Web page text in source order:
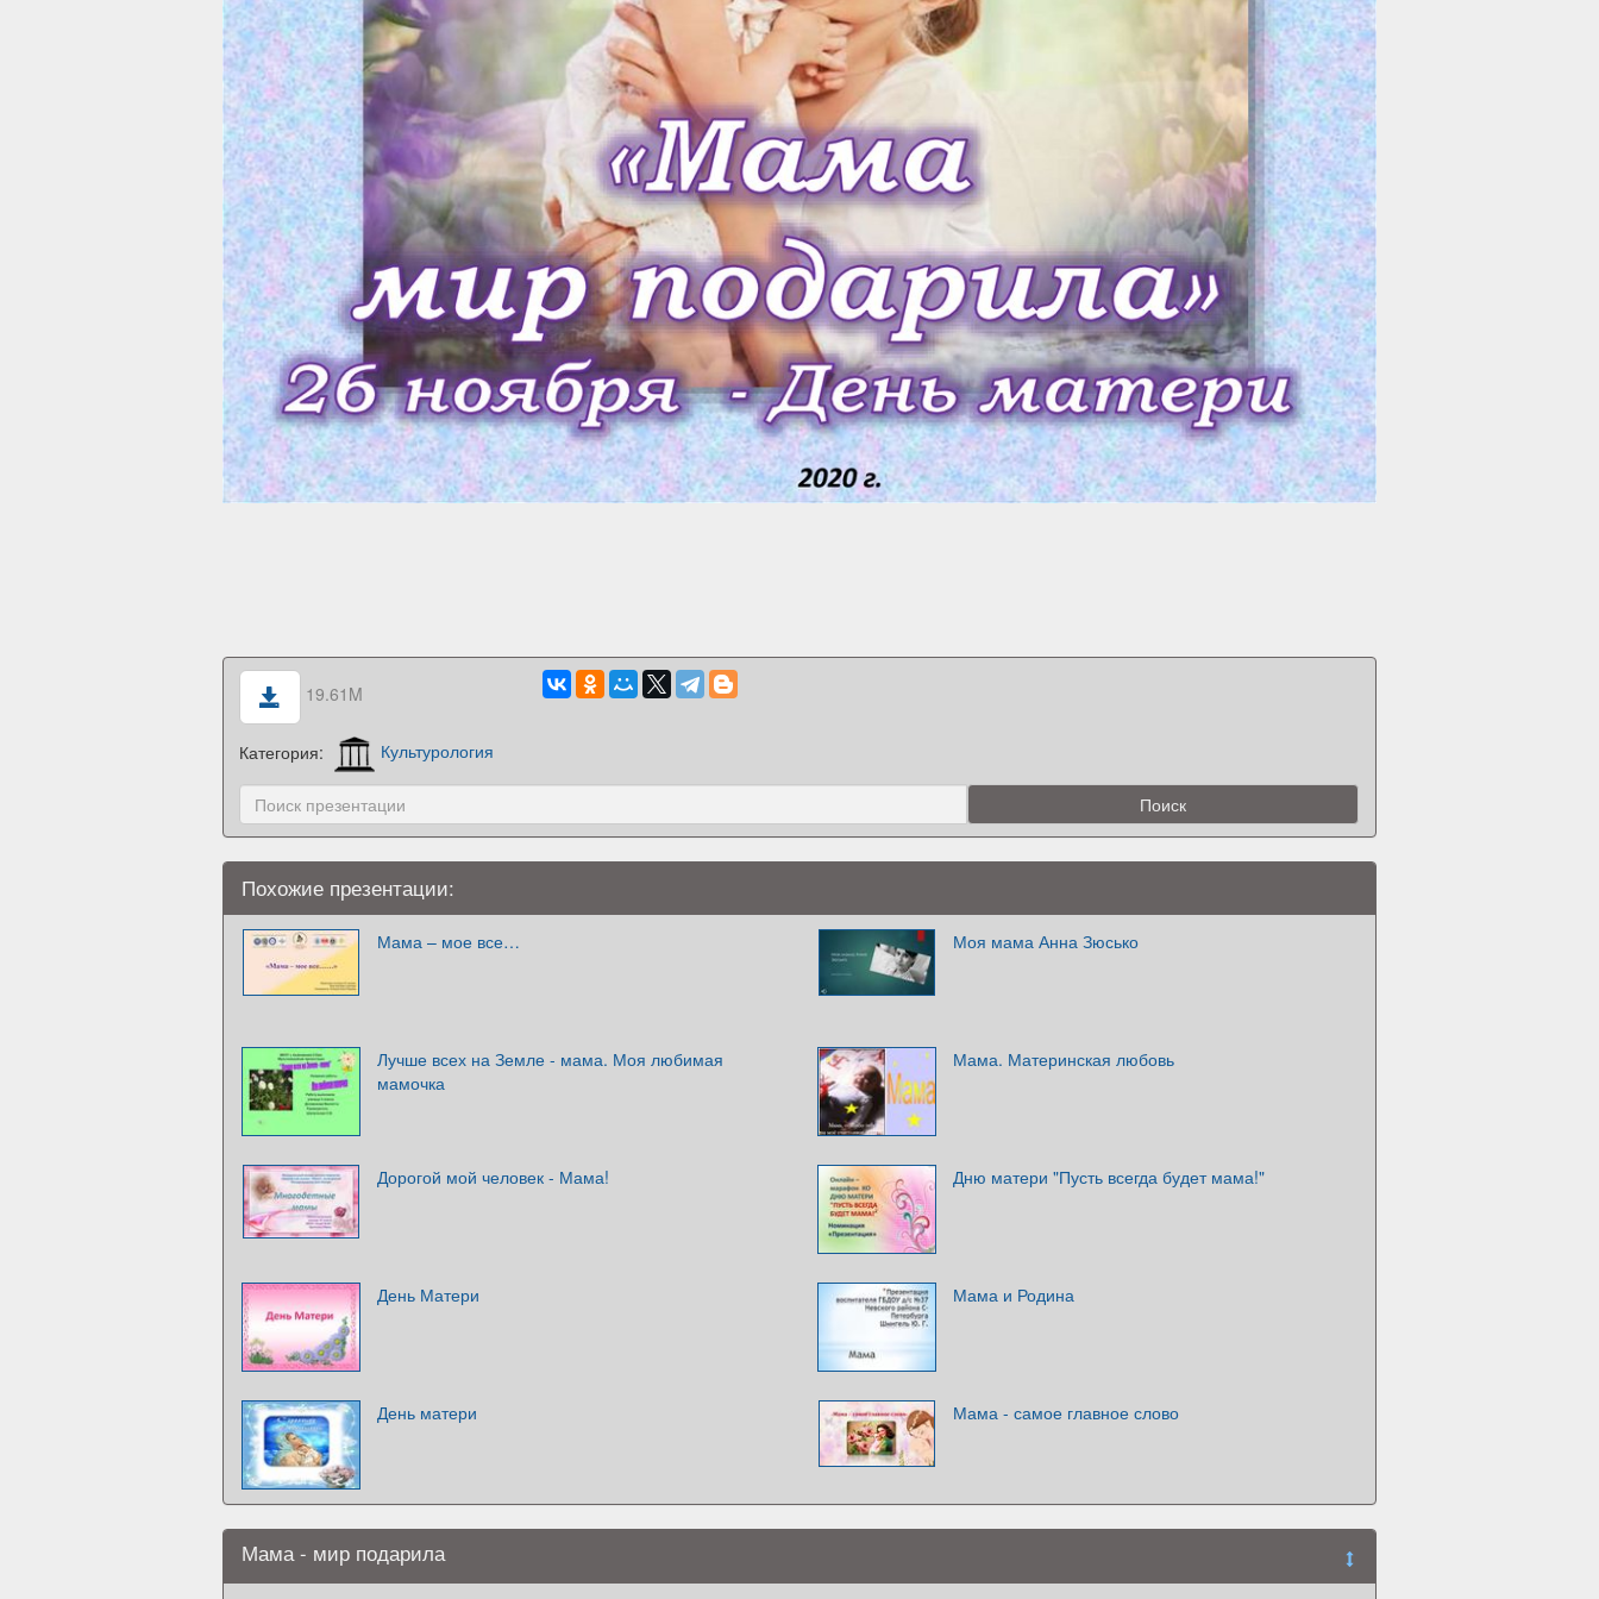
19.61M
Категория: Культурология
Похожие презентации:
Мама – мое все… Моя мама Анна Зюсько
Лучше всех на Земле - мама. Моя любимая
мамочка
Мама. Материнская любовь
Дорогой мой человек - Мама! Дню матери "Пусть всегда будет мама!"
День Матери Мама и Родина
День матери Мама - самое главное слово
Мама - мир подарила